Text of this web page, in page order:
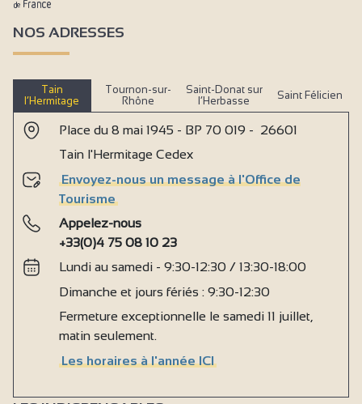
NOS ADRESSES
Tain
l’Hermitage
Tournon-sur-
Rhône
Saint-Donat sur
l’Herbasse
Saint Félicien
Place du 8 mai 1945 - BP 70 019 - 26601
Tain l'Hermitage Cedex
Envoyez-nous un message à l'Office de
Tourisme
Appelez-nous
+33(0)4 75 08 10 23
Lundi au samedi - 9:30-12:30 / 13:30-18:00
Dimanche et jours fériés : 9:30-12:30
Fermeture exceptionnelle le samedi 11 juillet,
matin seulement.
Les horaires à l'année ICI